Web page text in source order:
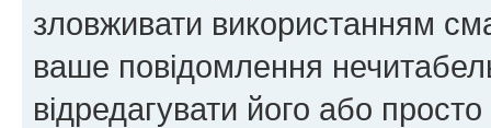
зловживати використанням
ваше повідомлення
відредагувати його або